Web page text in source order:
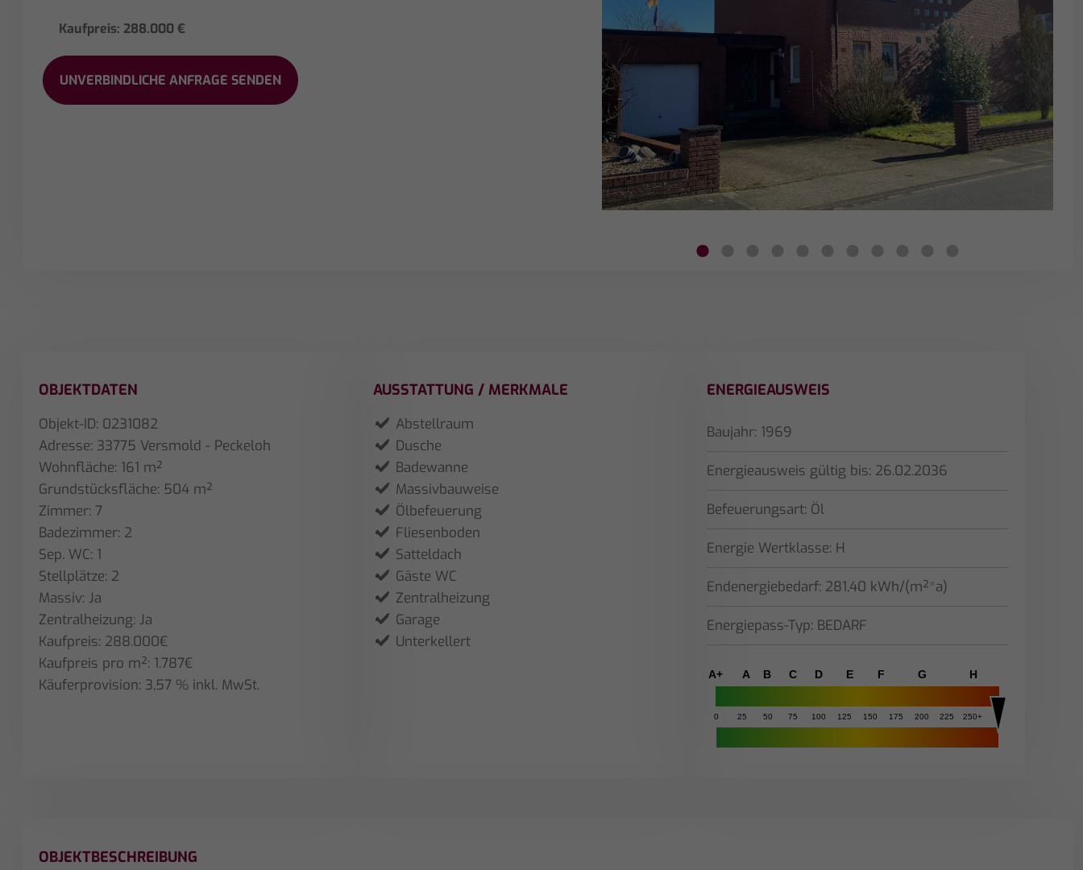
Kaufpreis: 288.000 €
UNVERBINDLICHE ANFRAGE SENDEN
10 11
OBJEKTDATEN
Objekt-ID: 0231082
Adresse: 33775 Versmold - Peckeloh
Wohnfläche: 161 m²
Grundstücksfläche: 504 m²
Zimmer: 7
Badezimmer: 2
Sep. WC: 1
Stellplätze: 2
Massiv: Ja
Zentralheizung: Ja
Kaufpreis: 288.000€
Kaufpreis pro m²: 1.787€
Käuferprovision: 3,57 % inkl. MwSt.
AUSSTATTUNG / MERKMALE
Abstellraum
Dusche
Badewanne
Massivbauweise
Ölbefeuerung
Fliesenboden
Satteldach
Gäste WC
Zentralheizung
Garage
Unterkellert
ENERGIEAUSWEIS
Baujahr: 1969
Energieausweis gültig bis: 26.02.2036
Befeuerungsart: Öl
Energie Wertklasse: H
Endenergiebedarf: 281,40 kWh/(m²*a)
Energiepass-Typ: BEDARF
A+ A B C D E F G H
0 25 50 75 100 125 150 175 200 225 250+
OBJEKTBESCHREIBUNG